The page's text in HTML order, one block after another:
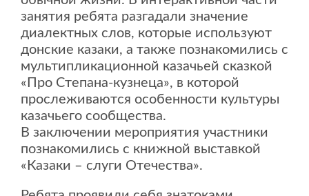
занятия ребята разгадали значение
диалектных слов, которые используют
донские казаки, а также познакомились с
мультипликационной казачьей сказкой
«Про Степана-кузнеца», в которой
прослеживаются особенности культуры
казачьего сообщества.
В заключении мероприятия участники
познакомились с книжной выставкой
«Казаки – слуги Отечества».